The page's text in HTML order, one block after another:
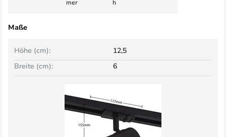
mer
h
Maße
Breite (cm): 6
Höhe (cm): 12,5